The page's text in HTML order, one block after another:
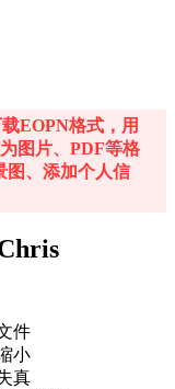
EOPN格式，用
图片、PDF等格
图、添加个人信
件
小
真